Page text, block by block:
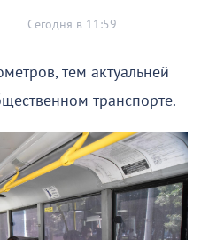
Сегодня в 11:59
тем актуальней
транспорте.